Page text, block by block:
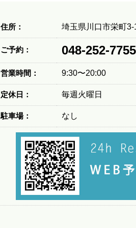
住所： 埼玉県川口市栄町3-
ご予約： 048-252-7755
営業時間： 9:30〜20:00
定休日： 毎週火曜日
駐車場： なし